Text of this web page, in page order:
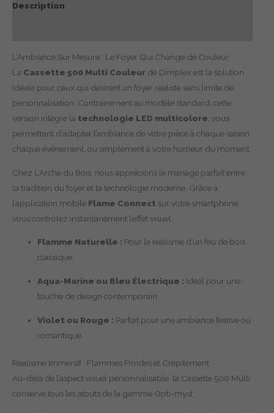
Description
L’Ambiance Sur Mesure : Le Foyer Qui Change de Couleur
La Cassette 500 Multi Couleur de Dimplex est la solution
idéale pour ceux qui désirent un foyer réaliste sans limite de
personnalisation. Contrairement au modèle standard, cette
version intègre la technologie LED multicolore , vous
permettant d’adapter l’ambiance de votre pièce à chaque saison,
chaque événement, ou simplement à votre humeur du moment.
Chez L’Arche du Bois, nous apprécions le mariage parfait entre
la tradition du foyer et la technologie moderne. Grâce à
l’application mobile Flame Connect sur votre smartphone,
vous contrôlez instantanément l’effet visuel :
Flamme Naturelle : Pour le réalisme d’un feu de bois
classique.
Aqua-Marine ou Bleu Électrique : Idéal pour une
touche de design contemporain.
Violet ou Rouge : Parfait pour une ambiance festive ou
romantique.
Réalisme Immersif : Flammes Froides et Crépitement
Au-delà de l’aspect visuel personnalisable, la Cassette 500 Multi
conserve tous les atouts de la gamme Opti-myst :